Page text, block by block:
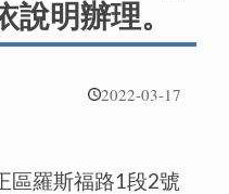
說明辦理。
2022-03-17
區羅斯福路1段2號